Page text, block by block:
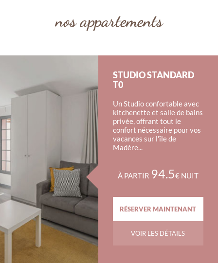
nos appartements
STUDIO STANDARD
T0
Un Studio confortable avec
kitchenette et salle de bains
privée, offrant tout le
confort nécessaire pour vos
vacances sur l'île de
Madère...
À PARTIR 94.5€ NUIT
RÉSERVER MAINTENANT
VOIR LES DÉTAILS